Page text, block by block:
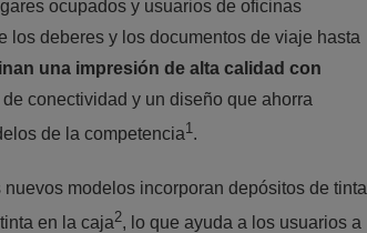
ocupados y usuarios de oficinas
los deberes y los documentos de viaje hasta
una impresión de alta calidad con
conectividad y un diseño que ahorra
de la competencia1.
modelos incorporan depósitos de tinta
en la caja2, lo que ayuda a los usuarios a